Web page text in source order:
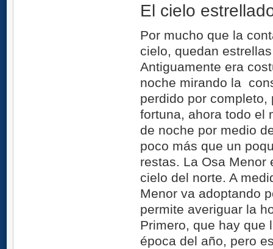
El cielo
Por mucho que la
cielo, quedan
Antiguamente era
noche mirando la
perdido por
fortuna, ahora todo el
de noche por medio
poco más que un
restas. La Osa Menor
cielo del norte. A
Menor va adoptando
permite averiguar la
Primero, que hay que
época del año, pero